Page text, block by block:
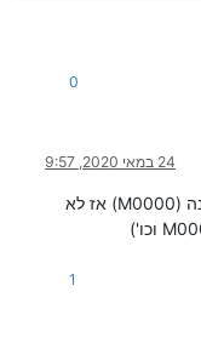
0
24 במאי 2020, 9:57
אי אפשר כי אם הוא מוחק את ההודעה הראשונה (M0000) אז לא
1